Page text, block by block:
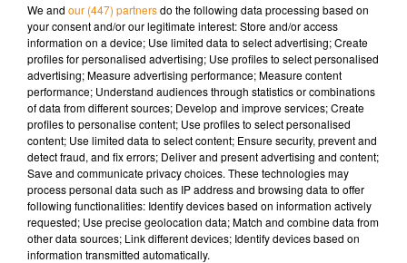
DE FAMILLE
Le samedi 22 novembre 2025, la Salle Claude Nougaro à
Revel (31250) accueille le spectacle « Parents », interprété
par Mélissa Billard et Fred Menuet, mis en scène par l’équipe
des „Toulousains”. Organisé par l’US R Football de Revel, cet
événement débute à 19h par un apéritif convivial, puis dès
21h place à une comédie pleine d’humour, de tendresse et
d’observation : entre nuits sans sommeil, charge mentale,
crises de couple et petits bonheurs familiaux, « Parents »
dépeint avec finesse et dérision la vie à deux (ou à trois, ou à
We and our (447) partnersdo the following data processing based on
your consent and/or our legitimate interest: Store and/or access
information on a device; Use limited data to select advertising; Create
profiles for personalised advertising; Use profiles to select personalised
advertising; Measure advertising performance; Measure content
performance; Understand audiences through statistics or combinations
of data from different sources; Develop and improve services; Create
profiles to personalise content; Use profiles to select personalised
content; Use limited data to select content; Ensure security, prevent and
detect fraud, and fix errors; Deliver and present advertising and content;
Save and communicate privacy choices. These technologies may
process personal data such as IP address and browsing data to offer
following functionalities: Identify devices based on information actively
requested; Use precise geolocation data; Match and combine data from
other data sources; Link different devices; Identify devices based on
information transmitted automatically.